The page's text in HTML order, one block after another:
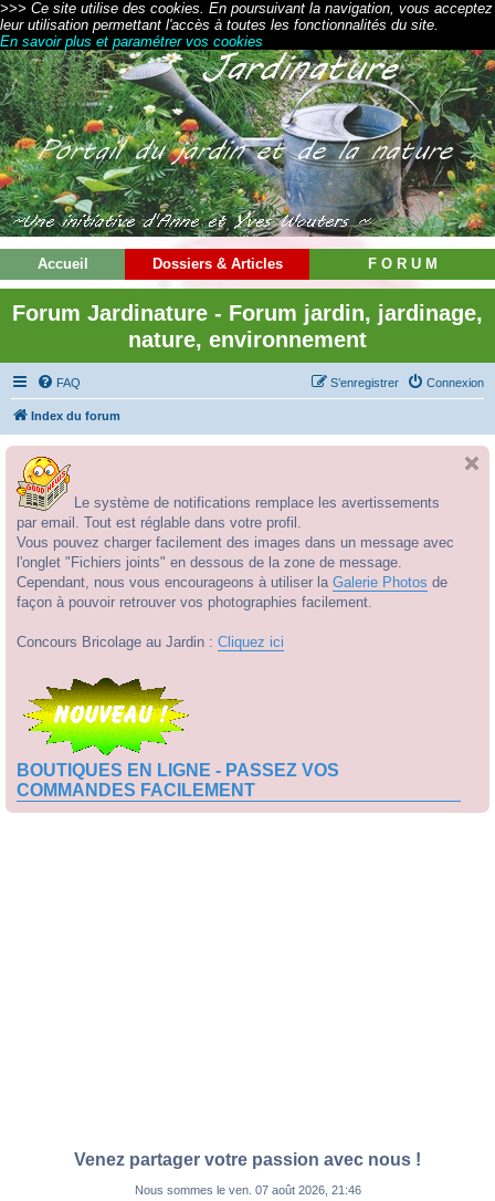
>>> Ce site utilise des cookies. En poursuivant la navigation, vous acceptez
leur utilisation permettant l'accès à toutes les fonctionnalités du site.
En savoir plus et paramétrer vos cookies
Accueil Dossiers & Articles F O R U M
Forum Jardinature - Forum jardin, jardinage,
nature, environnement
FAQ Connexion
S’enregistrer
Index du forum
Le système de notifications remplace les avertissements
par email. Tout est réglable dans votre profil.
Vous pouvez charger facilement des images dans un message avec
l'onglet "Fichiers joints" en dessous de la zone de message.
Cependant, nous vous encourageons à utiliser la Galerie Photos de
façon à pouvoir retrouver vos photographies facilement.
Concours Bricolage au Jardin : Cliquez ici
BOUTIQUES EN LIGNE - PASSEZ VOS
COMMANDES FACILEMENT
Venez partager votre passion avec nous !
Nous sommes le ven. 07 août 2026, 21:46